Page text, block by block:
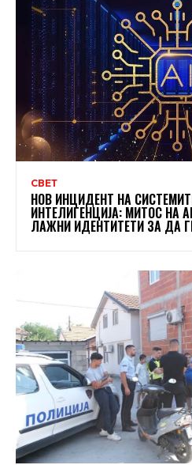
СВЕТ
НОВ ИНЦИДЕНТ НА
ИНТЕЛИГЕНЦИЈА: МИТОС НА
ЛАЖНИ ИДЕНТИТЕТИ ЗА ДА